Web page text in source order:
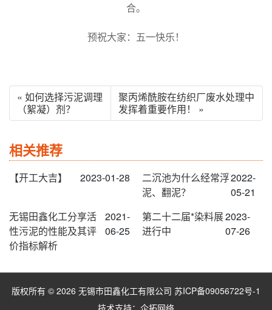
合。
预祝大家：五一快乐！
« 如何选择污泥调理
（絮凝）剂？
聚丙烯酰胺在纺织厂废水处理中
发挥着重要作用！ »
相关推荐
【开工大吉】 2023-01-28
二沉池为什么经常浮
泥、翻泥？
2022-
05-21
无锡田鑫化工分享活
性污泥的性能及其评
价指标解析
2021-
06-25
第二十二届*染料展
进行中
2023-
07-26
版权所有 © 2026 无锡市田鑫化工有限公司 苏ICP备09056722号-1